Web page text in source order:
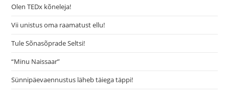
Olen TEDx kõneleja!
Vii unistus oma raamatust ellu!
Tule Sõnasõprade Seltsi!
“Minu Naissaar”
Sünnipäevaennustus läheb täiega täppi!